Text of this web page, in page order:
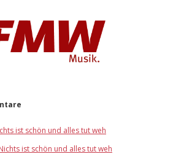
ist schön und alles tut weh
ist schön und alles tut weh